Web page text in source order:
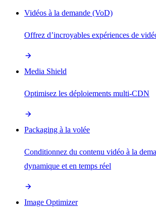
Vidéos à la demande (VoD)
Offrez d’incroyables expériences de
Media Shield
Optimisez les déploiements multi-CDN
Packaging à la volée
Conditionnez du contenu vidéo à la
dynamique et en temps réel
Image Optimizer